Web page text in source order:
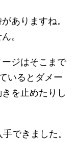
ありますね。
。
ジはそこまで
いるとダメー
を止めたりし
できました。